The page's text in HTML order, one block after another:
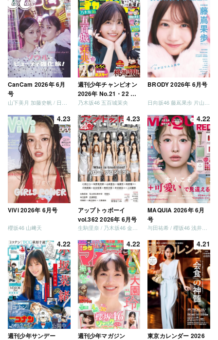
CanCam 2026年 6月
号
週刊少年チャンピオン
2026年 No.21・22 合
併号
乃木坂46 五百城茉央
BRODY 2026年 6月号
4.23
ViVi 2026年 6月号
櫻坂46 山﨑天
4.23
アップトゥボーイ
vol.362 2026年 6月号
生駒里奈 / 乃木坂46 金川紗耶 森平麗心
4.22
MAQUIA 2026年 6月
号
与田祐希 / 櫻坂46 浅井恋乃未
4.22
週刊少年サンデー
4.22
週刊少年マガジン
4.21
東京カレンダー 2026